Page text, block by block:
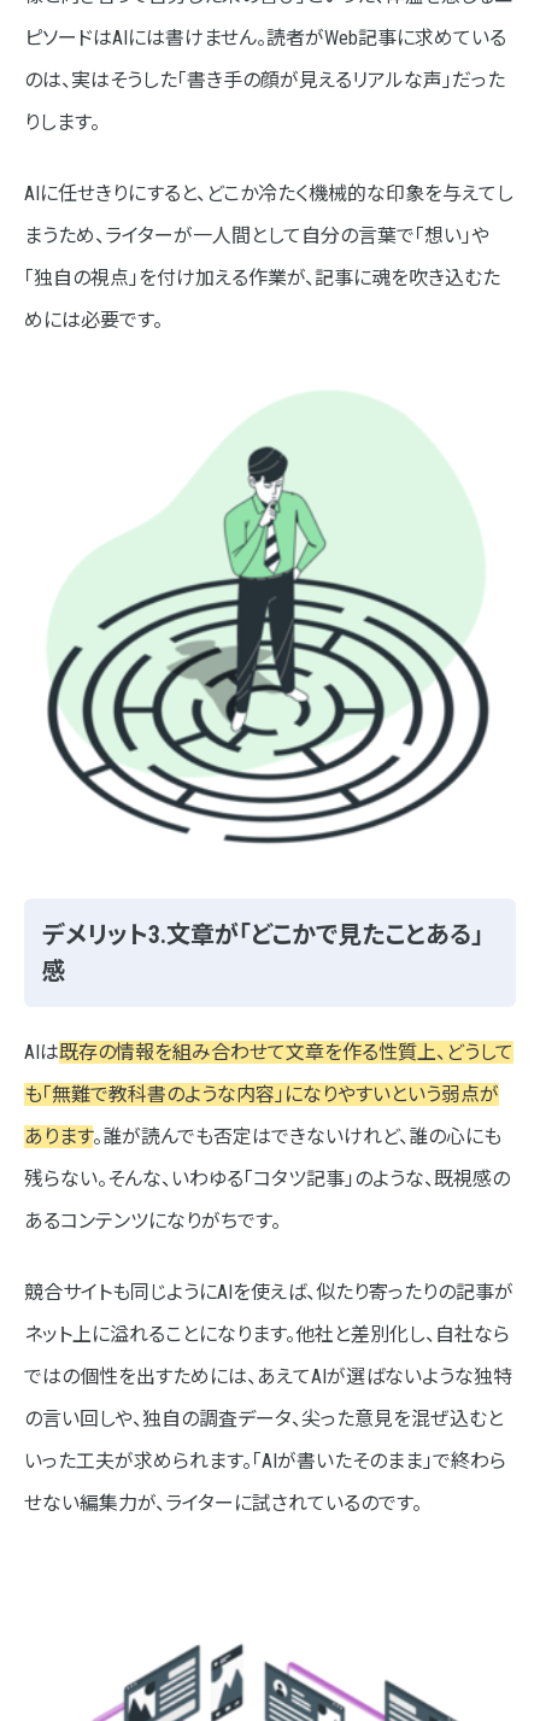
ピソードはAIには書けません。読者がWeb記事に求めている
のは、実はそうした「書き手の顔が見えるリアルな声」だった
りします。
AIに任せきりにすると、どこか冷たく機械的な印象を与えてし
まうため、ライターが一人間として自分の言葉で「想い」や
「独自の視点」を付け加える作業が、記事に魂を吹き込むた
めには必要です。
デメリット3.文章が「どこかで見たことある」
感
AIは既存の情報を組み合わせて文章を作る性質上、どうして
も「無難で教科書のような内容」になりやすいという弱点が
あります。誰が読んでも否定はできないけれど、誰の心にも
残らない。そんな、いわゆる「コタツ記事」のような、既視感の
あるコンテンツになりがちです。
競合サイトも同じようにAIを使えば、似たり寄ったりの記事が
ネット上に溢れることになります。他社と差別化し、自社なら
ではの個性を出すためには、あえてAIが選ばないような独特
の言い回しや、独自の調査データ、尖った意見を混ぜ込むと
いった工夫が求められます。「AIが書いたそのまま」で終わら
せない編集力が、ライターに試されているのです。